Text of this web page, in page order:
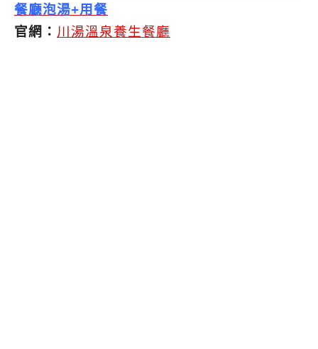
餐廳泡湯+用餐
官網： 川湯溫泉養生餐廳